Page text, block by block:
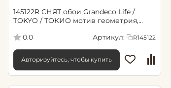
145122R СНЯТ обои Grandeco Life /
TOKYO / ТОКИО мотив геометрия,
0.0
Артикул: R145122
Авторизуйтесь, чтобы купить